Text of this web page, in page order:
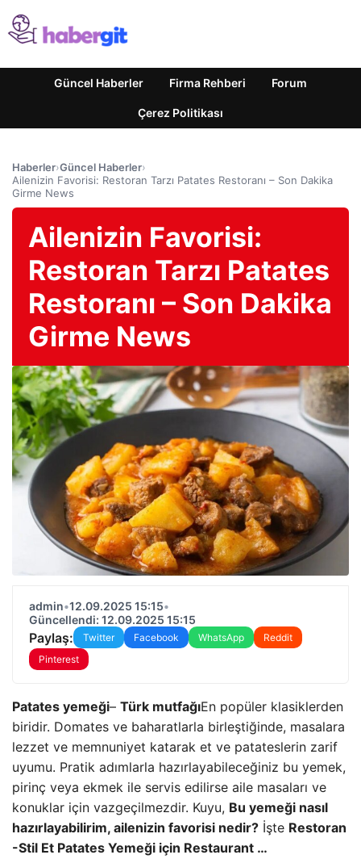
Güncel Haberler Firma Rehberi Forum
Çerez Politikası
Haberler›Güncel Haberler›
Ailenizin Favorisi: Restoran Tarzı Patates Restoranı – Son Dakika
Girme News
Ailenizin Favorisi:
Restoran Tarzı Patates
Restoranı – Son Dakika
Girme News
admin•12.09.2025 15:15•
Güncellendi: 12.09.2025 15:15
Paylaş: Twitter Facebook WhatsApp
Reddit
Pinterest
Patates yemeği– Türk mutfağıEn popüler klasiklerden
biridir. Domates ve baharatlarla birleştiğinde, masalara
lezzet ve memnuniyet katarak et ve patateslerin zarif
uyumu. Pratik adımlarla hazırlayabileceğiniz bu yemek,
pirinç veya ekmek ile servis edilirse aile masaları ve
konuklar için vazgeçilmezdir. Kuyu, Bu yemeği nasıl
hazırlayabilirim, ailenizin favorisi nedir? İşte Restoran
-Stil Et Patates Yemeği için Restaurant …